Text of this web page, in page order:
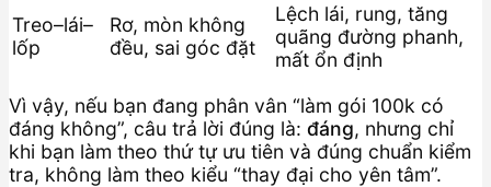
Treo–lái–
lốp
Rơ, mòn không
đều, sai góc đặt
Lệch lái, rung, tăng
quãng đường phanh,
mất ổn định
Vì vậy, nếu bạn đang phân vân “làm gói 100k có
đáng không”, câu trả lời đúng là: đáng, nhưng chỉ
khi bạn làm theo thứ tự ưu tiên và đúng chuẩn kiểm
tra, không làm theo kiểu “thay đại cho yên tâm”.